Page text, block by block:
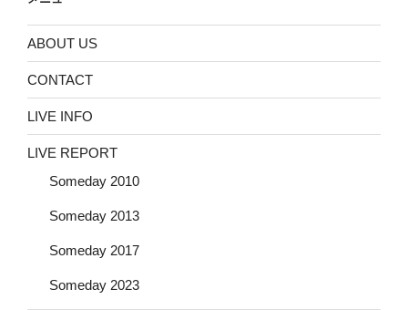
ABOUT US
CONTACT
LIVE INFO
LIVE REPORT
Someday 2010
Someday 2013
Someday 2017
Someday 2023